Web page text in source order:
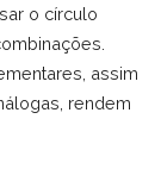
o círculo
assim
rendem